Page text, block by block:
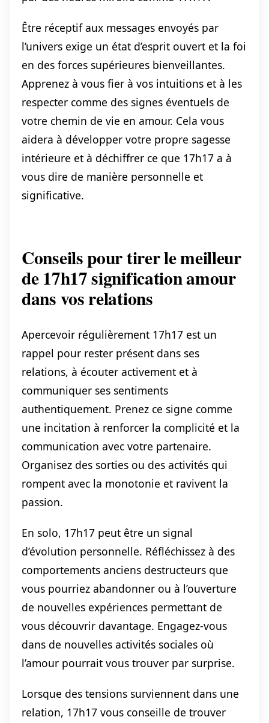
Être réceptif aux messages envoyés par
l’univers exige un état d’esprit ouvert et la foi
en des forces supérieures bienveillantes.
Apprenez à vous fier à vos intuitions et à les
respecter comme des signes éventuels de
votre chemin de vie en amour. Cela vous
aidera à développer votre propre sagesse
intérieure et à déchiffrer ce que 17h17 a à
vous dire de manière personnelle et
significative.
Conseils pour tirer le meilleur
de 17h17 signification amour
dans vos relations
Apercevoir régulièrement 17h17 est un
rappel pour rester présent dans ses
relations, à écouter activement et à
communiquer ses sentiments
authentiquement. Prenez ce signe comme
une incitation à renforcer la complicité et la
communication avec votre partenaire.
Organisez des sorties ou des activités qui
rompent avec la monotonie et ravivent la
passion.
En solo, 17h17 peut être un signal
d’évolution personnelle. Réfléchissez à des
comportements anciens destructeurs que
vous pourriez abandonner ou à l’ouverture
de nouvelles expériences permettant de
vous découvrir davantage. Engagez-vous
dans de nouvelles activités sociales où
l’amour pourrait vous trouver par surprise.
Lorsque des tensions surviennent dans une
relation, 17h17 vous conseille de trouver